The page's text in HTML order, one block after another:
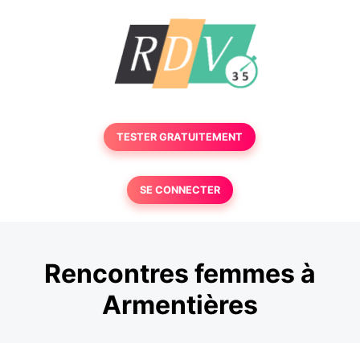
TESTER GRATUITEMENT
SE CONNECTER
Rencontres femmes à
Armentières